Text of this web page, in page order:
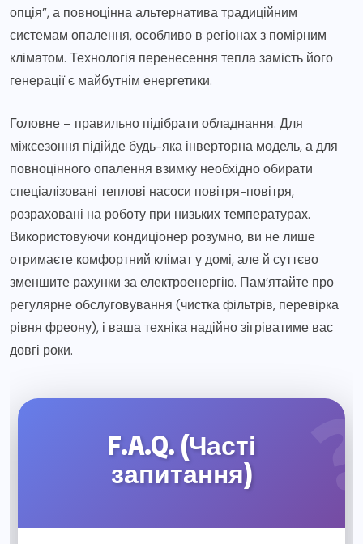
опція”, а повноцінна альтернатива традиційним
системам опалення, особливо в регіонах з помірним
кліматом. Технологія перенесення тепла замість його
генерації є майбутнім енергетики.
Головне – правильно підібрати обладнання. Для
міжсезоння підійде будь-яка інверторна модель, а для
повноцінного опалення взимку необхідно обирати
спеціалізовані теплові насоси повітря-повітря,
розраховані на роботу при низьких температурах.
Використовуючи кондиціонер розумно, ви не лише
отримаєте комфортний клімат у домі, але й суттєво
зменшите рахунки за електроенергію. Пам’ятайте про
регулярне обслуговування (чистка фільтрів, перевірка
рівня фреону), і ваша техніка надійно зігріватиме вас
довгі роки.
F.A.Q. (Часті
запитання)